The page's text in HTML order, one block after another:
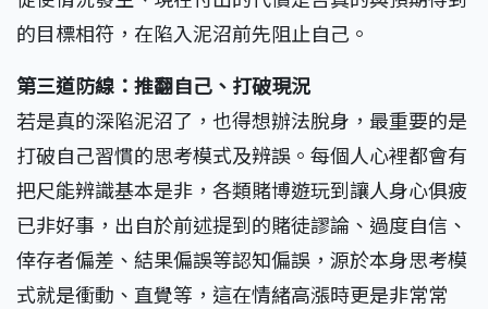
的目標相符，在陷入泥沼前先阻止自己。
第三道防線：推翻自己、打破現況
若是真的深陷泥沼了，也得想辦法脫身，最重要的是
打破自己習慣的思考模式及辨誤。每個人心裡都會有
把尺能辨識基本是非，各類賭博遊玩到讓人身心俱疲
已非好事，出自於前述提到的賭徒謬論、過度自信、
倖存者偏差、結果偏誤等認知偏誤，源於本身思考模
式就是衝動、直覺等，這在情緒高漲時更是非常常